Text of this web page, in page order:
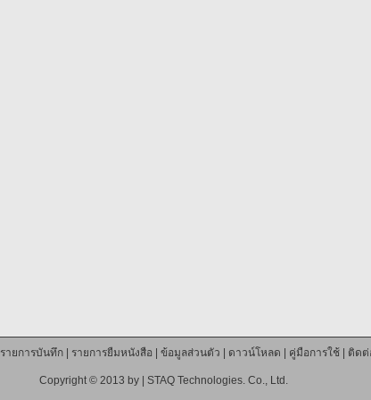
รายการบันทึก| รายการยืมหนังสือ ข้อมูลส่วนตัว ดาวน์โหลด คู่มือการใช้| ติดต่
Copyright © 2013 by | STAQ Technologies. Co., Ltd.